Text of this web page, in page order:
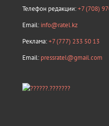
Телефон редакции:+7 (708)
Email: info@ratel.kz
Реклама:+7 (777) 233 50 13
Email: pressratel@gmail.com